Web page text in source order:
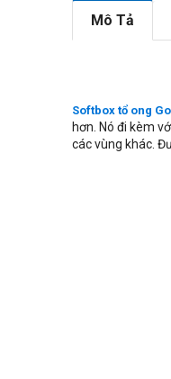
Mô Tả
Softbox tổ ong
hơn. Nó đi kèm
các vùng khác.